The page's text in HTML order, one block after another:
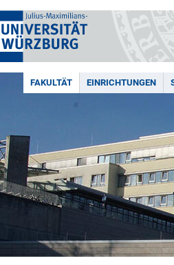
FAKULTÄT EINRICHTUNGEN